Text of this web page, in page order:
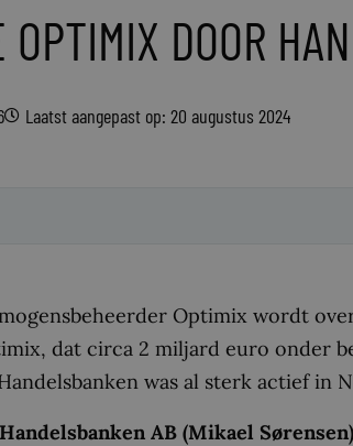
OPTIMIX DOOR
Laatst aangepast op: 20 augustus 2024
Optimix wordt
dat circa 2 miljard euro onder
was al sterk actief in
AB (Mikael